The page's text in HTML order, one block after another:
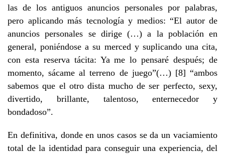
las de los antiguos anuncios personales por palabras,
pero aplicando más tecnología y medios: “El autor de
anuncios personales se dirige (…) a la población en
general, poniéndose a su merced y suplicando una cita,
con esta reserva tácita: Ya me lo pensaré después; de
momento, sácame al terreno de juego”(…) [8] “ambos
sabemos que el otro dista mucho de ser perfecto, sexy,
divertido, brillante, talentoso, enternecedor y
bondadoso”.
En definitiva, donde en unos casos se da un vaciamiento
total de la identidad para conseguir una experiencia, del